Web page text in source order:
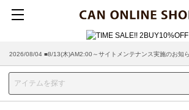
2026/07/29 ■【お知らせ】ヤマト運輸の配送遅延・停止について